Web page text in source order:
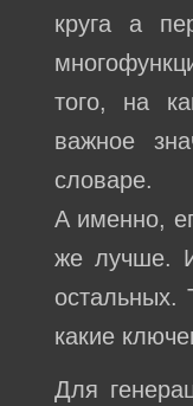
круга а
того, на
важное
словаре.
А именно,
же лучше.
остальных.
какие
Для